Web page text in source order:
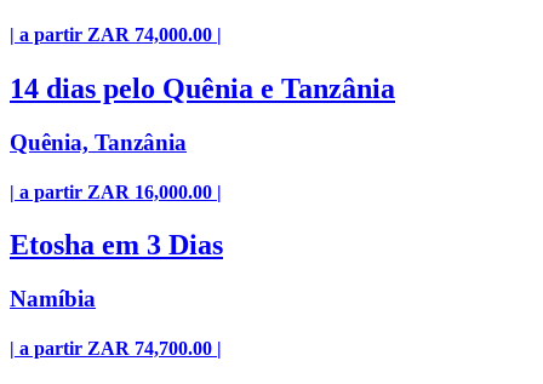
| a partir ZAR 74,000.00 |
14 dias pelo Quênia e Tanzânia
Quênia, Tanzânia
| a partir ZAR 16,000.00 |
Etosha em 3 Dias
Namíbia
| a partir ZAR 74,700.00 |